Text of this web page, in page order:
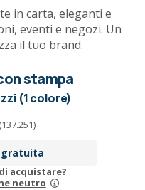
in carta, eleganti e
eventi e negozi. Un
il tuo brand.
stampa
(1 colore)
gratuita
acquistare?
neutro